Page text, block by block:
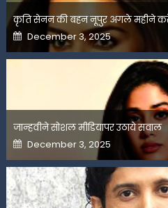
कृति सेनन की बहन नूपुर अगले महीने
Posted
on
December 3, 2025
जान्हवीने सोशल मीडियापर उठाये सवाल
Posted
on
December 3, 2025